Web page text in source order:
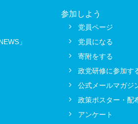
」
参加しよう
党員ページ
党員になる
寄附をする
政党研修に参加す
公式メールマガジ
政策ポスター・配
アンケート